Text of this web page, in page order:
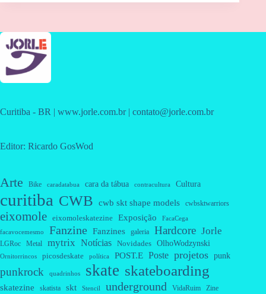
Curitiba - BR | www.jorle.com.br | contato@jorle.com.br
Editor: Ricardo GosWod
Arte Bike caradatabua cara da tábua contracultura Cultura
curitiba CWB cwb skt shape models cwbsktwarriors
eixomole eixomoleskatezine Exposição FacaCega
facavocemesmo Fanzine Fanzines galeria Hardcore Jorle
LGRoc Metal mytrix Notícias Novidades OlhoWodzynski
Ornitorrincos picosdeskate política POST.E Poste projetos punk
punkrock quadrinhos skate skateboarding
skatezine skatista skt Stencil underground VidaRuim Zine